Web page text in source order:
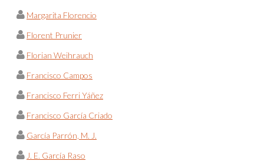
Margarita Florencio
Florent Prunier
Florian Weihrauch
Francisco Campos
Francisco Ferri Yáñez
Francisco García Criado
García Parrón, M. J.
J. E. García Raso